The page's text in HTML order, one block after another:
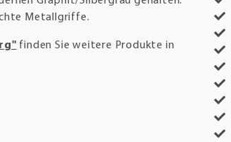
Metallgriffe.
finden Sie weitere Produkte in